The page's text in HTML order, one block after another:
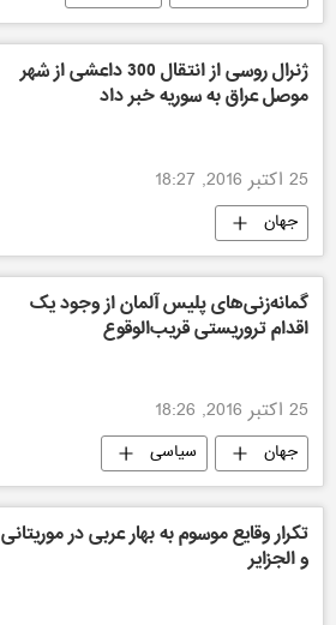
ژنرال روسی از انتقال 300 داعشی از شهر
موصل عراق به سوریه خبر داد
25 اکتبر 2016, 18:27
جهان
گمانه‌زنی‌های پلیس آلمان از وجود یک
اقدام تروریستی قریب‌الوقوع
25 اکتبر 2016, 18:26
جهان سیاسی
تکرار وقایع موسوم به بهار عربی در موریتانی
و الجزایر